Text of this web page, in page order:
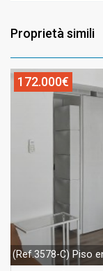
Proprietà simili
172.000€
(Ref.3578-C) Piso